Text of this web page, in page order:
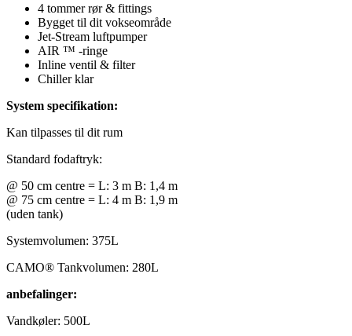
4 tommer rør & fittings
Bygget til dit vokseområde
Jet-Stream luftpumper
AIR ™ -ringe
Inline ventil & filter
Chiller klar
System specifikation:
Kan tilpasses til dit rum
Standard fodaftryk:
@ 50 cm centre = L: 3 m B: 1,4 m
@ 75 cm centre = L: 4 m B: 1,9 m
(uden tank)
Systemvolumen: 375L
CAMO® Tankvolumen: 280L
anbefalinger:
Vandkøler: 500L